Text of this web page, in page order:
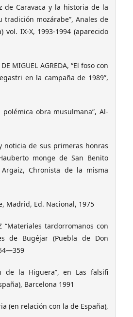
de Caravaca y la historia de la
mozárabe”, Anales de
IX-X, 1993-1994 (aparecido
MIGUEL AGREDA, “El foso con
en la campaña de 1989”,
polémica obra musulmana”, Al-
noticia de sus primeras honras
monge de San Benito
Chronista de la misma
Madrid, Ed. Nacional, 1975
“Materiales tardorromanos con
de Bugéjar (Puebla de Don
de la Higuera”, en Las falsifi
Barcelona 1991
(en relación con la de España),